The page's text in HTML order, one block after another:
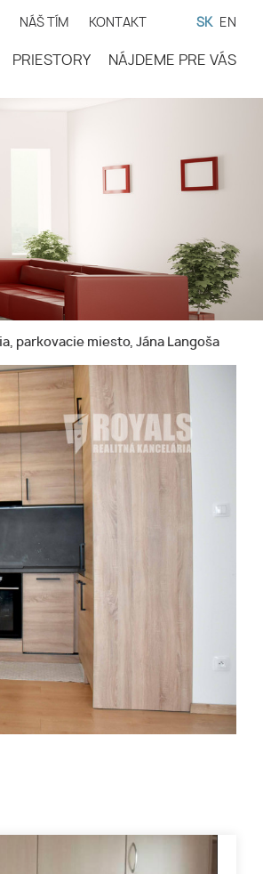
NÁŠ TÍM KONTAKT SK EN
PRIESTORY NÁJDEME PRE VÁS
parkovacie miesto, Jána Langoša